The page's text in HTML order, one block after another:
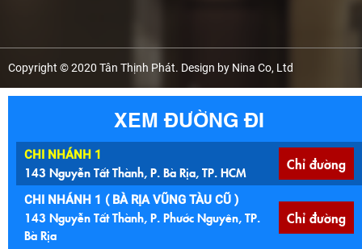
Copyright © 2020 Tân Thịnh Phát. Design by Nina Co, Ltd
XEM ĐƯỜNG ĐI
CHI NHÁNH 1
143 Nguyễn Tất Thành, P. Bà Rịa, TP. HCM Chỉ đường
CHI NHÁNH 1 ( BÀ RỊA VŨNG TÀU CŨ )
143 Nguyễn Tất Thành, P. Phước Nguyên, TP.
Bà Rịa
Chỉ đường